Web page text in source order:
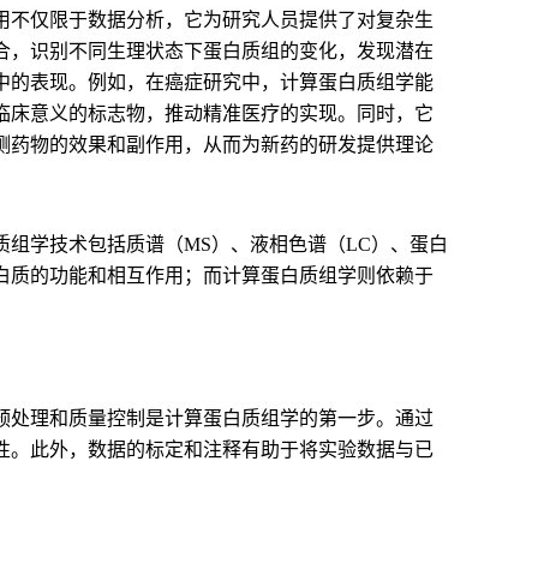
仅限于数据分析，它为研究人员提供了对复杂生
识别不同生理状态下蛋白质组的变化，发现潜在
表现。例如，在癌症研究中，计算蛋白质组学能
意义的标志物，推动精准医疗的实现。同时，它
物的效果和副作用，从而为新药的研发提供理论
学技术包括质谱（MS）、液相色谱（LC）、蛋白
的功能和相互作用；而计算蛋白质组学则依赖于
理和质量控制是计算蛋白质组学的第一步。通过
此外，数据的标定和注释有助于将实验数据与已